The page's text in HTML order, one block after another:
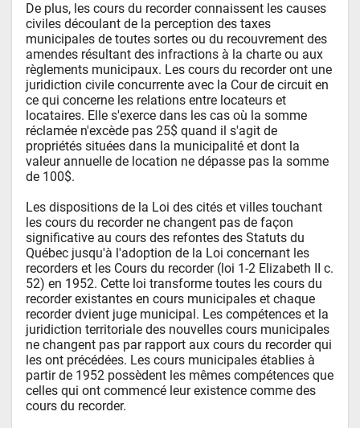
De plus, les cours du recorder connaissent les causes
civiles découlant de la perception des taxes
municipales de toutes sortes ou du recouvrement des
amendes résultant des infractions à la charte ou aux
règlements municipaux. Les cours du recorder ont une
juridiction civile concurrente avec la Cour de circuit en
ce qui concerne les relations entre locateurs et
locataires. Elle s'exerce dans les cas où la somme
réclamée n'excède pas 25$ quand il s'agit de
propriétés situées dans la municipalité et dont la
valeur annuelle de location ne dépasse pas la somme
de 100$.
Les dispositions de la Loi des cités et villes touchant
les cours du recorder ne changent pas de façon
significative au cours des refontes des Statuts du
Québec jusqu'à l'adoption de la Loi concernant les
recorders et les Cours du recorder (loi 1-2 Elizabeth II c.
52) en 1952. Cette loi transforme toutes les cours du
recorder existantes en cours municipales et chaque
recorder dvient juge municipal. Les compétences et la
juridiction territoriale des nouvelles cours municipales
ne changent pas par rapport aux cours du recorder qui
les ont précédées. Les cours municipales établies à
partir de 1952 possèdent les mêmes compétences que
celles qui ont commencé leur existence comme des
cours du recorder.